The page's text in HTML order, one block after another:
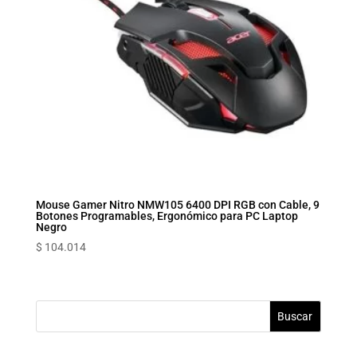
Mouse Gamer Nitro NMW105 6400 DPI RGB con Cable, 9
Botones Programables, Ergonómico para PC Laptop
Negro
$ 104.014
Buscar